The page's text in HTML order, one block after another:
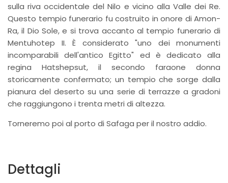
sulla riva occidentale del Nilo e vicino alla Valle dei Re.
Questo tempio funerario fu costruito in onore di Amon-
Ra, il Dio Sole, e si trova accanto al tempio funerario di
Mentuhotep II. È considerato "uno dei monumenti
incomparabili dell'antico Egitto" ed è dedicato alla
regina Hatshepsut, il secondo faraone donna
storicamente confermato; un tempio che sorge dalla
pianura del deserto su una serie di terrazze a gradoni
che raggiungono i trenta metri di altezza.
Torneremo poi al porto di Safaga per il nostro addio.
Dettagli